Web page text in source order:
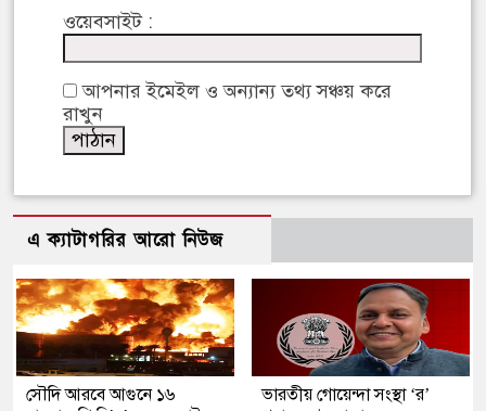
ওয়েবসাইট :
আপনার ইমেইল ও অন্যান্য তথ্য সঞ্চয় করে
রাখুন
এ ক্যাটাগরির আরো নিউজ
সৌদি আরবে আগুনে ১৬
ভারতীয় গোয়েন্দা সংস্থা ‘র’